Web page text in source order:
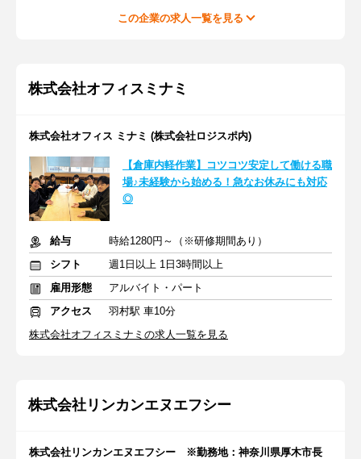
この企業の求人一覧を見る
株式会社オフィスミナミ
株式会社オフィス ミナミ (株式会社ロジスポ内)
【倉庫内軽作業】コツコツ安定して働ける職
場♪未経験から始める！急なお休みにも対応
◎
給与
時給1280円～（※研修期間あり）
シフト
週1日以上 1日3時間以上
雇用形態
アルバイト・パート
アクセス
羽村駅 車10分
株式会社オフィスミナミの求人一覧を見る
株式会社リンカンエヌエフシー
株式会社リンカンエヌエフシー ※勤務地：神奈川県厚木市長